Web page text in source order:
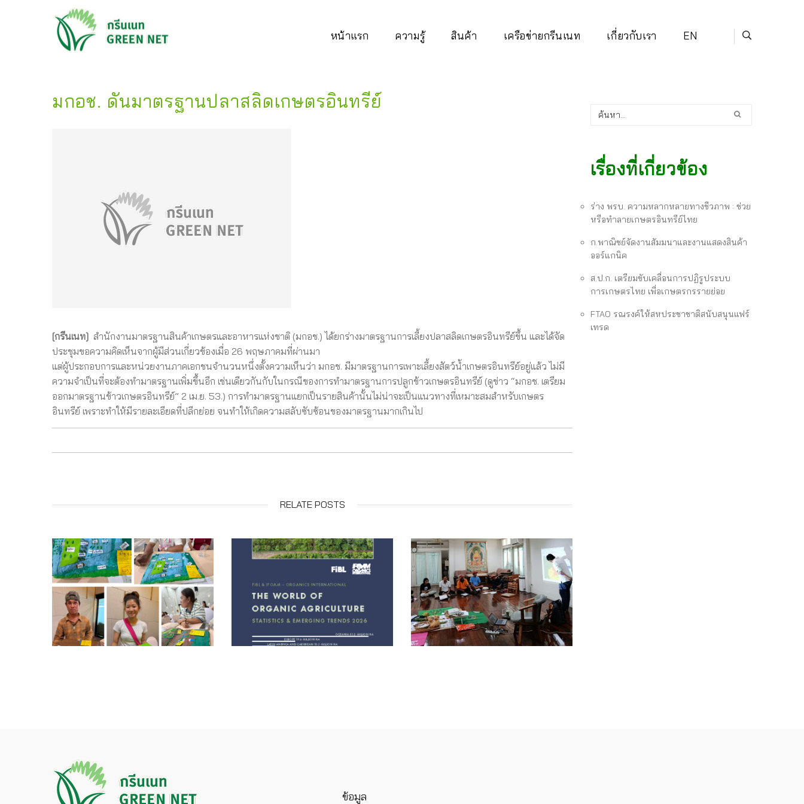
หน้าแรก ความรู้ สินค้า เครือข่ายกรีนเนท เกี่ยวกับเรา EN
มกอช. ดันมาตรฐานปลาสลิดเกษตรอินทรีย์
[กรีนเนท] สำนักงานมาตรฐานสินค้าเกษตรและอาหารแห่งชาติ (มกอช.) ได้ยกร่างมาตรฐานการเลี้ยงปลาสลิดเกษตรอินทรีย์ขึ้น และได้จัด
ประชุมขอความคิดเห็นจากผู้มีส่วนเกี่ยวข้องเมื่อ 26 พฤษภาคมที่ผ่านมา
แต่ผู้ประกอบการและหน่วยงานภาคเอกชนจำนวนหนึ่งตั้งความเห็นว่า มกอช. มีมาตรฐานการเพาะเลี้ยงสัตว์น้ำเกษตรอินทรีย์อยู่แล้ว ไม่มี
ความจำเป็นที่จะต้องทำมาตรฐานเพิ่มขึ้นอีก เช่นเดียวกันกับในกรณีของการทำมาตรฐานการปลูกข้าวเกษตรอินทรีย์ (ดูข่าว “มกอช. เตรียม
ออกมาตรฐานข้าวเกษตรอินทรีย์” 2 เม.ย. 53.) การทำมาตรฐานแยกเป็นรายสินค้านั้นไม่น่าจะเป็นแนวทางที่เหมาะสมสำหรับเกษตร
อินทรีย์ เพราะทำให้มีรายละเอียดที่ปลีกย่อย จนทำให้เกิดความสลับซับซ้อนของมาตรฐานมากเกินไป
RELATE POSTS
เรื่องที่เกี่ยวข้อง
ร่าง พรบ. ความหลากหลายทางชีวภาพ : ช่วย
หรือทำลายเกษตรอินทรีย์ไทย
ก.พาณิชย์จัดงานสัมมนาและงานแสดงสินค้า
ออร์แกนิค
ส.ป.ก. เตรียมขับเคลื่อนการปฏิรูประบบ
การเกษตรไทย เพื่อเกษตรกรรายย่อย
FTAO รณรงค์ให้สหประชาชาติสนับสนุนแฟร์
เทรด
ข้อมูล